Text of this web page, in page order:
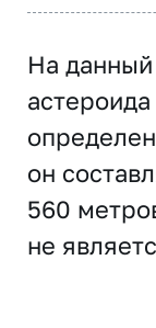
На
он
560
не